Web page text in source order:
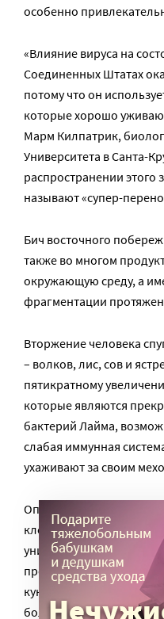
особенно
«Влияние вируса на
Соединенных Штатах
потому что он
которые хорошо
Марм Килпатрик,
Университета в Санта-
распространении этого
называют «супер-
Бич восточного
также во многом
окружающую среду, а
фрагментации
Вторжение человека
– волков, лис, сов и
пятикратному
которые являются
бактерий Лайма,
слабая иммунная
ухаживают за своим
Опоссумы и серые белки
клеща,
уничтожают лишь 50%.
производят огромное
куколок», – говорит
болезни Лайма.